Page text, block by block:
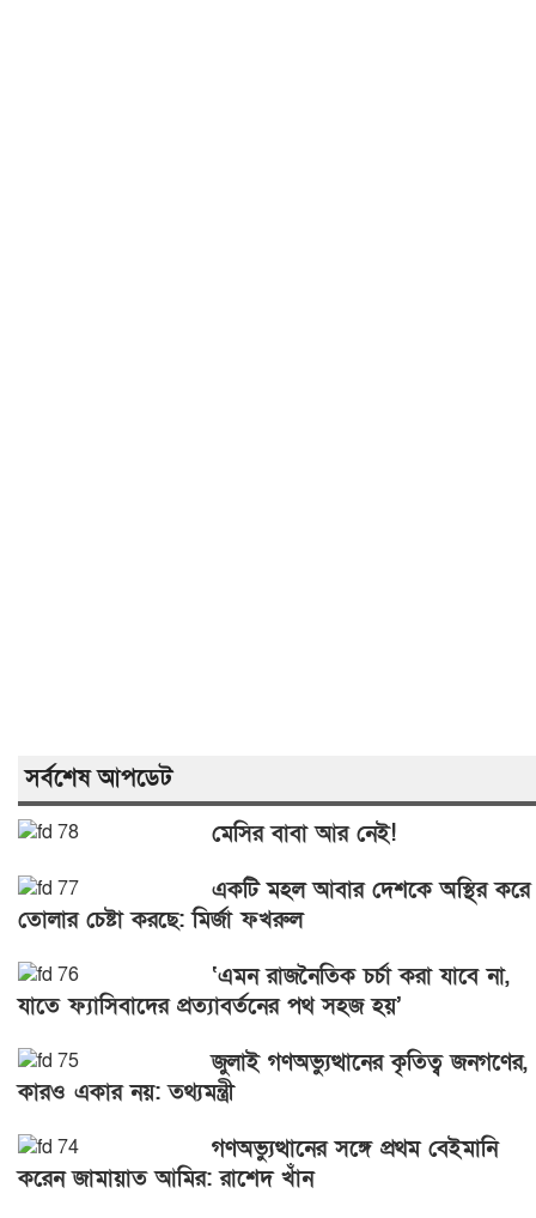
সর্বশেষ আপডেট
মেসির বাবা আর নেই!
একটি মহল আবার দেশকে অস্থির করে
তোলার চেষ্টা করছে: মির্জা ফখরুল
‘এমন রাজনৈতিক চর্চা করা যাবে না,
যাতে ফ্যাসিবাদের প্রত্যাবর্তনের পথ সহজ হয়’
জুলাই গণঅভ্যুত্থানের কৃতিত্ব জনগণের,
কারও একার নয়: তথ্যমন্ত্রী
গণঅভ্যুত্থানের সঙ্গে প্রথম বেইমানি
করেন জামায়াত আমির: রাশেদ খাঁন